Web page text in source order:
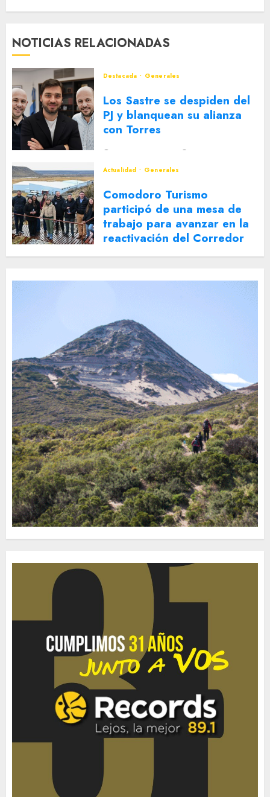
NOTICIAS RELACIONADAS
Destacada Generales
Los Sastre se despiden del
PJ y blanquean su alianza
con Torres
Actualidad
Generales
Comodoro Turismo
participó de una mesa de
trabajo para avanzar en la
reactivación del Corredor
Turístico Integrado